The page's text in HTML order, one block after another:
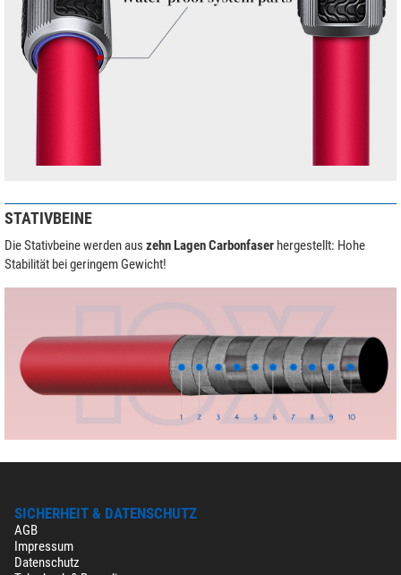
STATIVBEINE
Die Stativbeine werden aus zehn Lagen Carbonfaser hergestellt: Hohe
Stabilität bei geringem Gewicht!
SICHERHEIT & DATENSCHUTZ
AGB
Impressum
Datenschutz